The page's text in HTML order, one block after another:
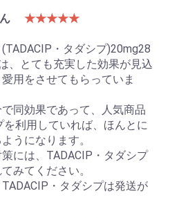
★★★★★
・タダシプ)20mg28
とても充実した効果が見込
用をさせてもらっていま
同効果であって、人気商品
利用していれば、ほんとに
うになります。
には、TADACIP・タダシプ
みてください。
・タダシプは発送が